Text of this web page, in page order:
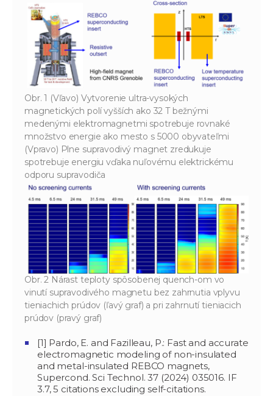
Obr. 1 (Vľavo) Vytvorenie ultra-vysokých
magnetických polí vyšších ako 32 T bežnými
medenými elektromagnetmi spotrebuje rovnaké
množstvo energie ako mesto s 5000 obyvateľmi
(Vpravo) Plne supravodivý magnet zredukuje
spotrebuje energiu vďaka nuľovému elektrickému
odporu supravodiča
Obr. 2 Nárast teploty spôsobenej quench-om vo
vinutí supravodivého magnetu bez zahrnutia vplyvu
tieniachich prúdov (ľavý graf) a pri zahrnutí tieniacich
prúdov (pravý graf)
[1] Pardo, E. and Fazilleau, P.: Fast and accurate
electromagnetic modeling of non-insulated
and metal-insulated REBCO magnets,
Supercond. Sci Technol. 37 (2024) 035016. IF
3.7, 5 citations excluding self-citations.